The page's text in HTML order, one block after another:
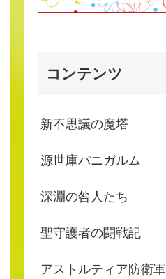
コンテンツ
新不思議の魔塔
源世庫パニガルム
深淵の咎人たち
聖守護者の闘戦記
アストルティア防衛軍